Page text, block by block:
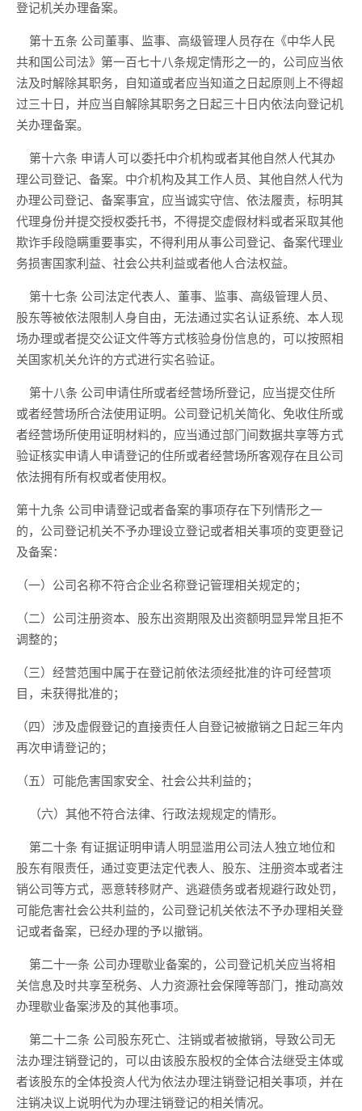
登记机关办理备案。
第十五条 公司董事、监事、高级管理人员存在 《中华人民
共和国公司法》 第一百七十八条规定情形之一的，公司应当依
法及时解除其职务，自知道或者应当知道之日起原则上不得超
过三十日， 并应当自解除其职务之日起三十日内依法向登记机
关办理备案。
第十六条 申请人可以委托中介机构或者其他自然人代其办
理公司登记、备案。中介机构及其工作人员、其他自然人代为
办理公司登记、备案事宜， 应当诚实守信、依法履责，标明其
代理身份并提交授权委托书，不得提交虚假材料或者采取其他
欺诈手段隐瞒重要事实，不得利用从事公司登记、备案代理业
务损害国家利益、社会公共利益或者他人合法权益。
第十七条 公司法定代表人、董事、监事、高级管理人员、
股东等被依法限制人身自由，无法通过实名认证系统、本人现
场办理或者提交公证文件等方式核验身份信息的，可以按照相
关国家机关允许的方式进行实名验证。
第十八条 公司申请住所或者经营场所登记，应当提交住所
或者经营场所合法使用证明。公司登记机关简化、免收住所或
者经营场所使用证明材料的，应当通过部门间数据共享等方式
验证核实申请人申请登记的住所或者经营场所客观存在且公司
依法拥有所有权或者使用权。
第十九条 公司申请登记或者备案的事项存在下列情形之一
的，公司登记机关不予办理设立登记或者相关事项的变更登记
及备案：
（一）公司名称不符合企业名称登记管理相关规定的；
（二）公司注册资本、股东出资期限及出资额明显异常且拒不
调整的；
（三）经营范围中属于在登记前依法须经批准的许可经营项
目，未获得批准的；
（四）涉及虚假登记的直接责任人自登记被撤销之日起三年内
再次申请登记的；
（五）可能危害国家安全、社会公共利益的；
（六）其他不符合法律、行政法规规定的情形。
第二十条有证据证明申请人明显滥用公司法人独立地位和
股东有限责任，通过变更法定代表人、股东、注册资本或者注
销公司等方式，恶意转移财产、逃避债务或者规避行政处罚，
可能危害社会公共利益的，公司登记机关依法不予办理相关登
记或者备案，已经办理的予以撤销。
第二十一条 公司办理歇业备案的，公司登记机关应当将相
关信息及时共享至税务、人力资源社会保障等部门，推动高效
办理歇业备案涉及的其他事项。
第二十二条 公司股东死亡、注销或者被撤销， 导致公司无
法办理注销登记的，可以由该股东股权的全体合法继受主体或
者该股东的全体投资人代为依法办理注销登记相关事项，并在
注销决议上说明代为办理注销登记的相关情况。